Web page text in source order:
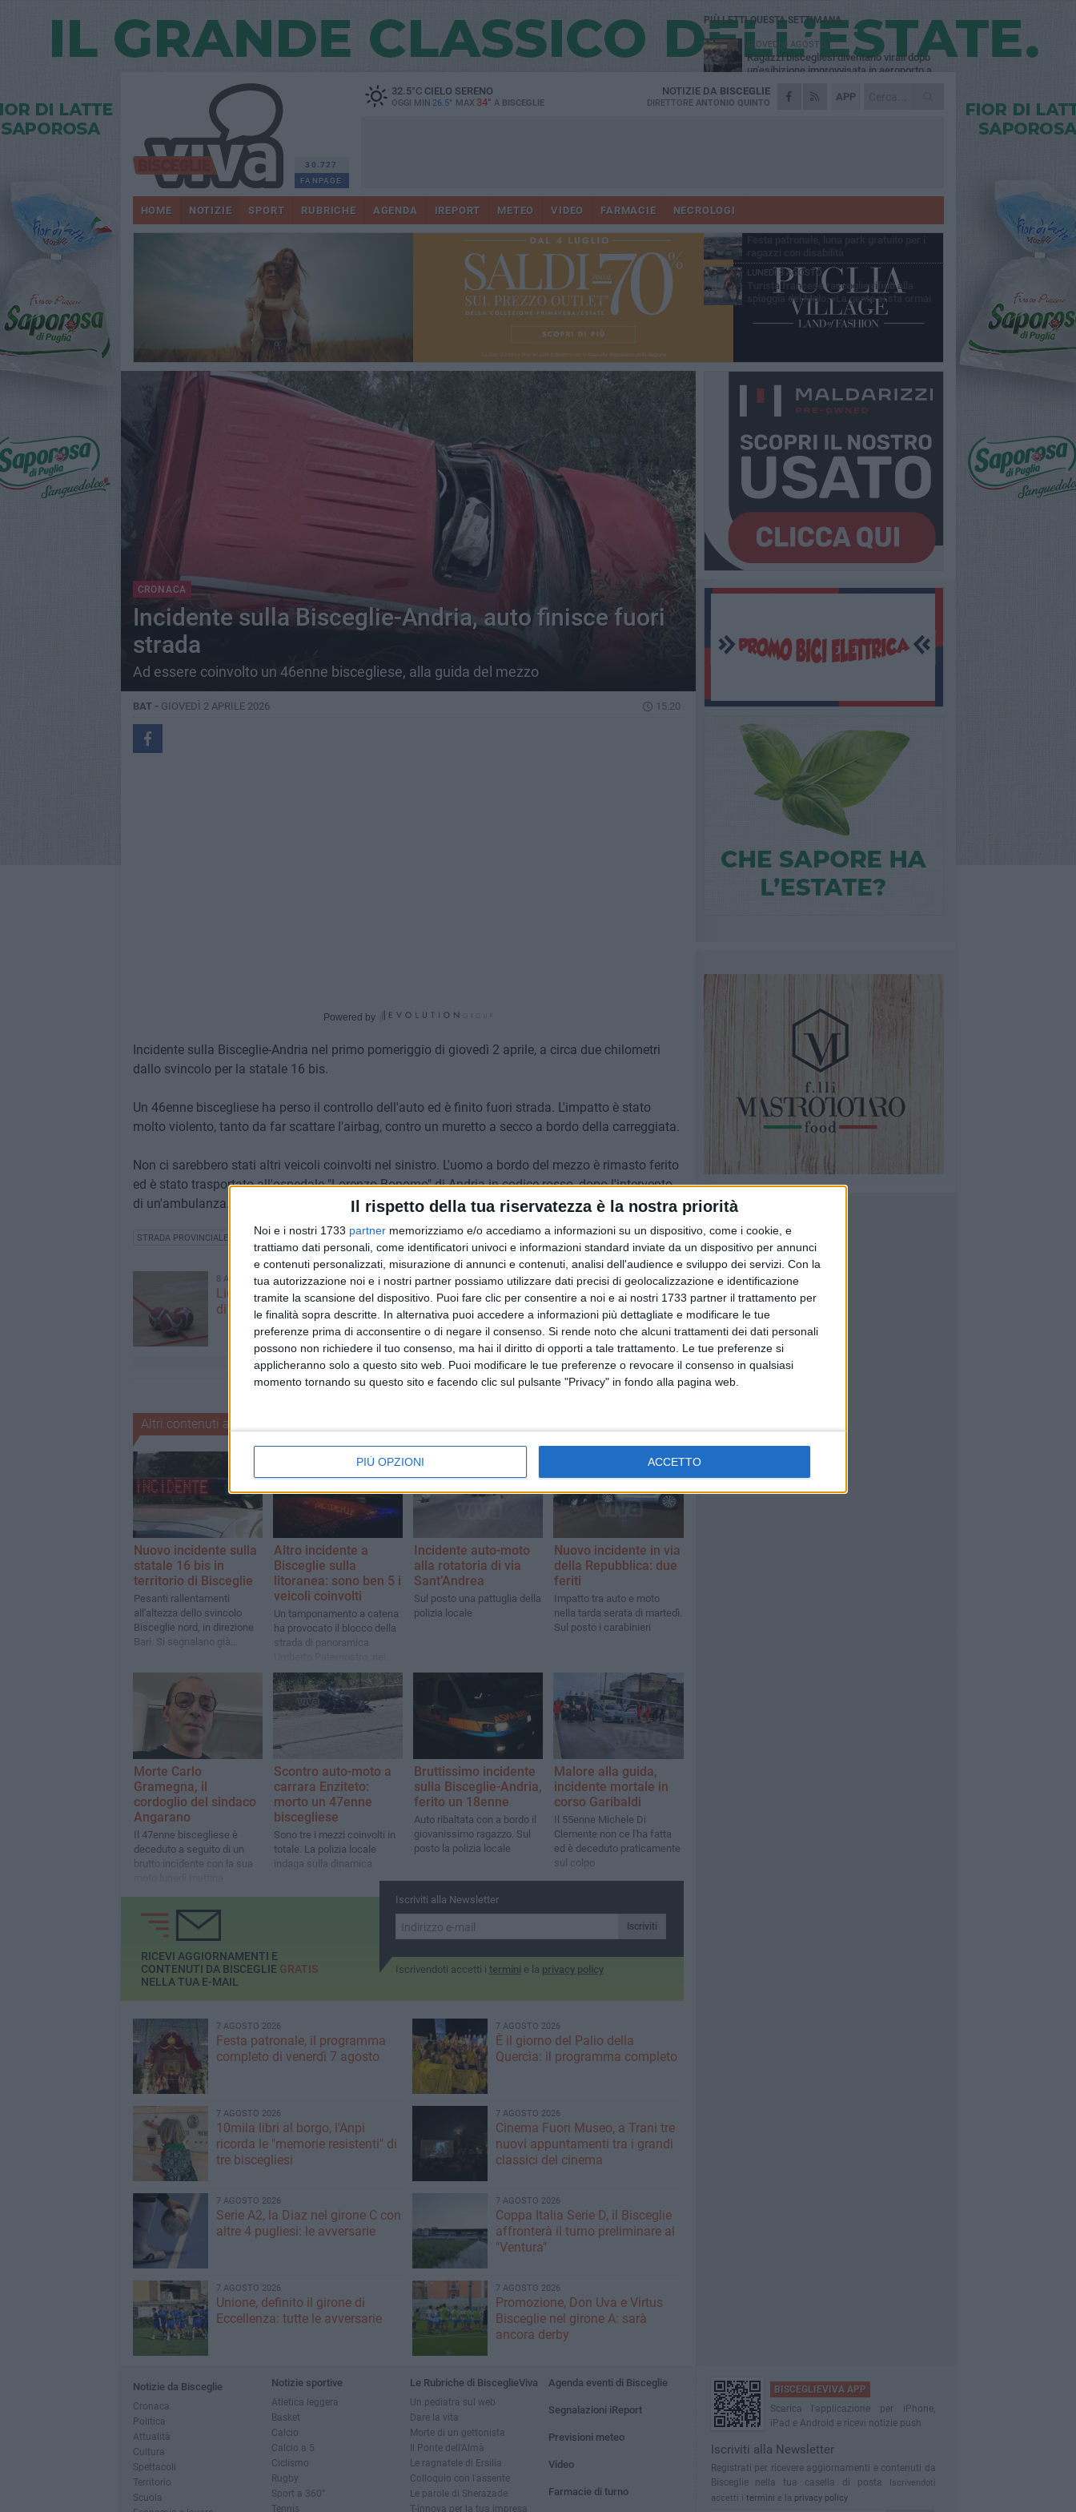
Il rispetto della tua riservatezza è la nostra priorità
Noi e i nostri 1733 partner memorizziamo e/o accediamo a informazioni su un dispositivo, come i cookie, e
trattiamo dati personali, come identificatori univoci e informazioni standard inviate da un dispositivo per annunci
e contenuti personalizzati, misurazione di annunci e contenuti, analisi dell'audience e sviluppo dei servizi. Con la
tua autorizzazione noi e i nostri partner possiamo utilizzare dati precisi di geolocalizzazione e identificazione
tramite la scansione del dispositivo. Puoi fare clic per consentire a noi e ai nostri 1733 partner il trattamento per
le finalità sopra descritte. In alternativa puoi accedere a informazioni più dettagliate e modificare le tue
preferenze prima di acconsentire o di negare il consenso. Si rende noto che alcuni trattamenti dei dati personali
possono non richiedere il tuo consenso, ma hai il diritto di opporti a tale trattamento. Le tue preferenze si
applicheranno solo a questo sito web. Puoi modificare le tue preferenze o revocare il consenso in qualsiasi
momento tornando su questo sito e facendo clic sul pulsante "Privacy" in fondo alla pagina web.
PIÙ OPZIONI ACCETTO
30.727
FANPAGE
32.5°CCIELO SERENO
OGGI MIN 26.5° MAX 34° A BISCEGLIE
APP
NOTIZIE DA BISCEGLIE
DIRETTORE ANTONIO QUINTO
HOME NOTIZIE SPORT RUBRICHE AGENDA IREPORT METEO VIDEO FARMACIE NECROLOGI
CRONACA
Incidente sulla Bisceglie-Andria, auto finisce fuori
strada
Ad essere coinvolto un 46enne biscegliese, alla guida del mezzo
BAT - GIOVEDÌ 2 APRILE 2026 15.20
Powered by
Incidente sulla Bisceglie-Andria nel primo pomeriggio di giovedì 2 aprile, a circa due chilometri
dallo svincolo per la statale 16 bis.
Un 46enne biscegliese ha perso il controllo dell'auto ed è finito fuori strada. L'impatto è stato
molto violento, tanto da far scattare l'airbag, contro un muretto a secco a bordo della carreggiata.
Non ci sarebbero stati altri veicoli coinvolti nel sinistro. L'uomo a bordo del mezzo è rimasto ferito
ed è stato trasportato all'ospedale "Lorenzo Bonomo" di Andria in codice rosso, dopo l'intervento
di un'ambulanza.
STRADA PROVINCIALE BISCEGLIE ANDRIA PROVINCIALE BISCEGLIE-ANDRIA BISCEGLIE-ANDRIA INCIDENTE BISCEGLIE
8 AGOSTO 2026
Lions, ufficializzato il calendario
di Serie B2: debutto a Matera
7 AGOSTO 2026
L'appello della moglie di Mino
Racanati alla ministra Roccella:
«Non dimenticatelo»
Altri contenuti a tema
Nuovo incidente sulla
statale 16 bis in
territorio di Bisceglie
Pesanti rallentamenti
all'altezza dello svincolo
Bisceglie nord, in direzione
Bari. Si segnalano già
da Trani sud
Altro incidente a
Bisceglie sulla
litoranea: sono ben 5 i
veicoli coinvolti
Un tamponamento a catena
ha provocato il blocco della
strada di panoramica
pressi della spiaggia "la
Testa"
Incidente auto-moto
alla rotatoria di via
Sant’Andrea
Sul posto una pattuglia della
polizia locale
Nuovo incidente in via
della Repubblica: due
feriti
Impatto tra auto e moto
nella tarda serata di martedì.
Sul posto i carabinieri
Morte Carlo
Gramegna, il
cordoglio del sindaco
Angarano
Il 47enne biscegliese è
deceduto a seguito di un
brutto incidente con la sua
Scontro auto-moto a
carrara Enziteto:
morto un 47enne
biscegliese
Sono tre i mezzi coinvolti in
totale. La polizia locale
indaga sulla dinamica
Bruttissimo incidente
sulla Bisceglie-Andria,
ferito un 18enne
Auto ribaltata con a bordo il
giovanissimo ragazzo. Sul
posto la polizia locale
Malore alla guida,
incidente mortale in
corso Garibaldi
Il 55enne Michele Di
Clemente non ce l'ha fatta
ed è deceduto praticamente
sul colpo
Iscriviti alla Newsletter
Iscriviti
Iscrivendoti accetti i termini e la privacy policy
RICEVI AGGIORNAMENTI E
CONTENUTI DA BISCEGLIE GRATIS
NELLA TUA E-MAIL
7 AGOSTO 2026
Festa patronale, il programma
completo di venerdì 7 agosto
7 AGOSTO 2026
È il giorno del Palio della
Quercia: il programma completo
7 AGOSTO 2026
10mila libri al borgo, l'Anpi
ricorda le "memorie resistenti" di
tre biscegliesi
7 AGOSTO 2026
Cinema Fuori Museo, a Trani tre
nuovi appuntamenti tra i grandi
classici del cinema
7 AGOSTO 2026
Serie A2, la Diaz nel girone C con
altre 4 pugliesi: le avversarie
7 AGOSTO 2026
Coppa Italia Serie D, il Bisceglie
affronterà il turno preliminare al
"Ventura"
7 AGOSTO 2026
Unione, definito il girone di
Eccellenza: tutte le avversarie
7 AGOSTO 2026
Promozione, Don Uva e Virtus
Bisceglie nel girone A: sarà
ancora derby
PIÙ LETTI QUESTA SETTIMANA
GIOVEDÌ 6 AGOSTO
Ragazzi biscegliesi diventano virali dopo
un'esibizione improvvisata in aeroporto a
MARTEDÌ 4 AGOSTO
Emergenza caldo, il Comune di Bisceglie
Due auto incendiate nella notte in via Dieta
MERCOLEDÌ 5 AGOSTO
LUNEDÌ 3 AGOSTO
Turista francese raccoglie rifiuti alla
spiaggia del Molo: «La gente si sta ormai
Notizie da Bisceglie
Cronaca
Politica
Attualità
Cultura
Spettacoli
Territorio
Scuola
Notizie sportive
Atletica leggera
Basket
Calcio
Calcio a 5
Ciclismo
Rugby
Sport a 360°
Tennis
Le Rubriche di BisceglieViva
Un pediatra sul web
Dare la vita
Morte di un gettonista
Il Ponte dell'Almà
Le ragnatele di Ersilia
Colloquio con l'assente
Le parole di Sherazade
T-innova per la tua impresa
Agenda eventi di Bisceglie
Segnalazioni iReport
Previsioni meteo
Video
Farmacie di turno
BISCEGLIEVIVA APP
Scarica l'applicazione per iPhone,
iPad e Android e ricevi notizie push
Iscriviti alla Newsletter
Registrati per ricevere aggiornamenti e contenuti da
Bisceglie nella tua casella di posta
Iscrivendoti
accetti i termini e la privacy policy